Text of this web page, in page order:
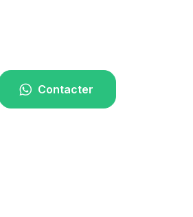
Contacter